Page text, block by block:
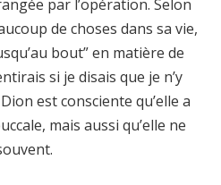
par l’opération. Selon
de choses dans sa vie,
bout” en matière de
si je disais que je n’y
est consciente qu’elle a
mais aussi qu’elle ne